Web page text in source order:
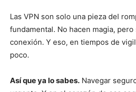
Las VPN son solo una pieza del
fundamental. No hacen magia,
conexión. Y eso, en tiempos de
poco.
Así que ya lo sabes. Navegar